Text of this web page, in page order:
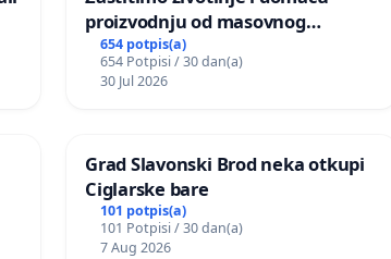
proizvodnju od masovnog
uništavanja zbog afričke svinjske
kuge
654 potpis(a)
654 Potpisi / 30 dan(a)
30 Jul 2026
Grad Slavonski Brod neka otkupi
Ciglarske bare
101 potpis(a)
101 Potpisi / 30 dan(a)
7 Aug 2026